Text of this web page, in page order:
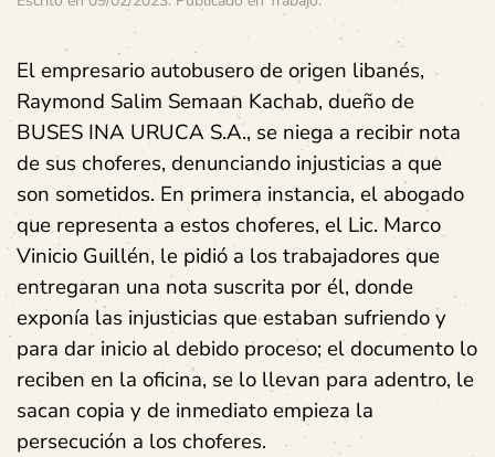
El empresario autobusero de origen libanés,
Raymond Salim Semaan Kachab, dueño de
BUSES INA URUCA S.A., se niega a recibir nota
de sus choferes, denunciando injusticias a que
son sometidos. En primera instancia, el abogado
que representa a estos choferes, el Lic. Marco
Vinicio Guillén, le pidió a los trabajadores que
entregaran una nota suscrita por él, donde
exponía las injusticias que estaban sufriendo y
para dar inicio al debido proceso; el documento lo
reciben en la oficina, se lo llevan para adentro, le
sacan copia y de inmediato empieza la
persecución a los choferes.